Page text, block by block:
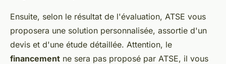
Ensuite, selon le résultat de l'évaluation, ATSE vous
proposera une solution personnalisée, assortie d'un
devis et d'une étude détaillée. Attention, le
financement ne sera pas proposé par ATSE, il vous